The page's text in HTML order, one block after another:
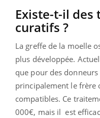
Existe-t-il
curatifs ?
La greffe de la moelle
plus développée.
que pour des
principalement le frère
compatibles. Ce
000€, mais il est